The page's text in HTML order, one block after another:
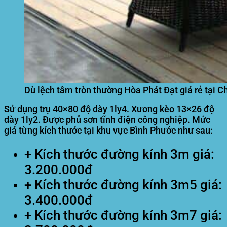
Dù lệch tâm tròn thường Hòa Phát Đạt giá rẻ tại
Sử dụng trụ 40×80 độ dày 1ly4. Xương kèo 13×26 độ
dày 1ly2. Được phủ sơn tĩnh điện công nghiệp. Mức
giá từng kích thước tại khu vực Bình Phước như sau:
+ Kích thước đường kính 3m giá:
3.200.000đ
+ Kích thước đường kính 3m5 giá:
3.400.000đ
+ Kích thước đường kính 3m7 giá: